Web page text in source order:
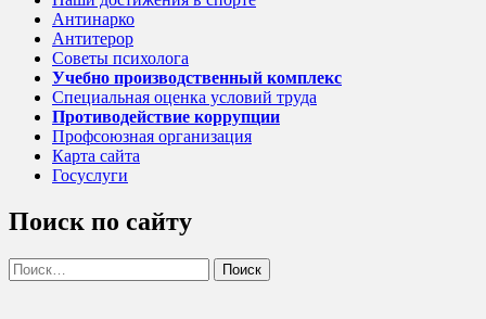
Антинарко
Антитерор
Советы психолога
Учебно производственный комплекс
Специальная оценка условий труда
Противодействие коррупции
Профсоюзная организация
Карта сайта
Госуслуги
Поиск по сайту
Найти: